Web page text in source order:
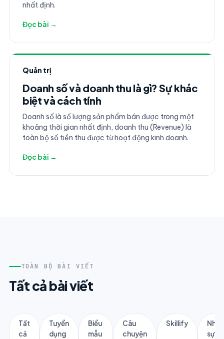
nhất định.
Đọc bài →
Quản trị
Doanh số và doanh thu là gì? Sự khác
biệt và cách tính
Doanh số là số lượng sản phẩm bán được trong một
khoảng thời gian nhất định, doanh thu (Revenue) là
toàn bộ số tiền thu được từ hoạt động kinh doanh.
Đọc bài →
TOÀN BỘ BÀI VIẾT
Tất cả bài viết
Tất
cả
Tuyển
dụng
Biểu
mẫu
Câu
chuyện
Skillify
Nhân
sự